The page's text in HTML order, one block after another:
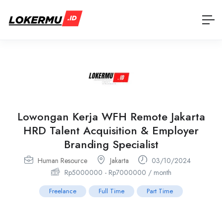
Lowongan Kerja WFH Remote Jakarta
HRD Talent Acquisition & Employer
Branding Specialist
Human Resource Jakarta
03/10/2024
Rp5000000 - Rp7000000 / month
Freelance Full Time Part Time